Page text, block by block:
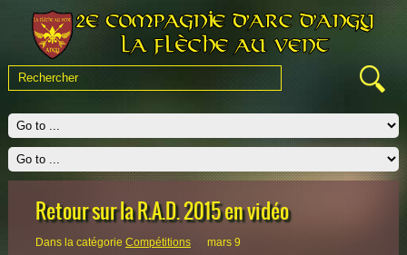
Retour sur la R.A.D. 2015 en vidéo
Dans la catégorie Compétitions mars 9